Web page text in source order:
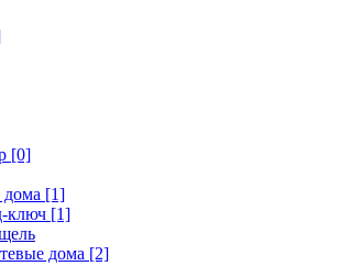
[0]
дома [1]
ключ [1]
дома [2]